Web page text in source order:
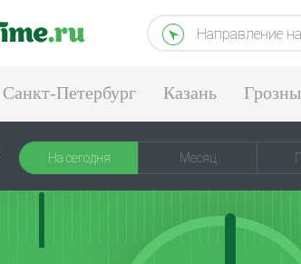
Направление
Санкт-Петербург Казань
На сегодня Месяц